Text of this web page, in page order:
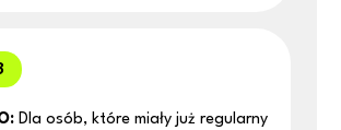
Dla osób, które miały już regularny